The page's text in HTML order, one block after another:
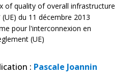
of quality of overall infrastructure
(UE) du 11 décembre 2013
pour l'interconnexion en
(UE)
: Pascale Joannin